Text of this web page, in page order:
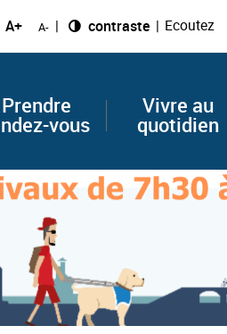
A+ A- Changer le
contraste Ecoutez
Prendre
vous
Vivre au
quotidien